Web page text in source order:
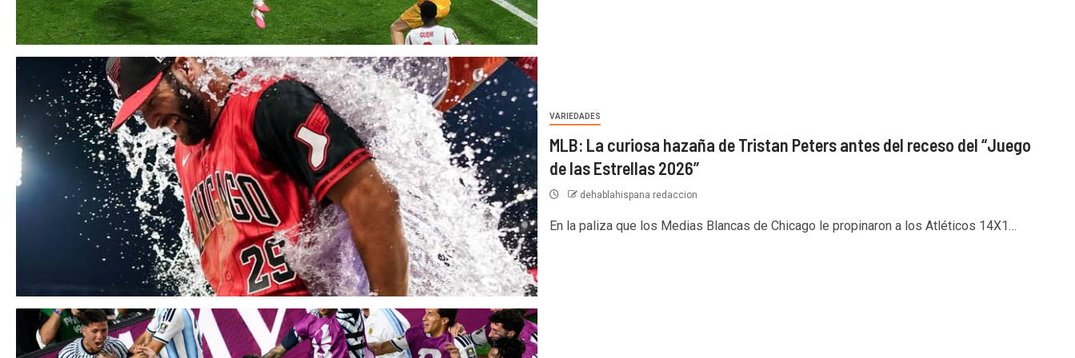
VARIEDADES
MLB: La curiosa hazaña de Tristan Peters antes del receso del “Juego
de las Estrellas 2026”
dehablahispana redaccion
En la paliza que los Medias Blancas de Chicago le propinaron a los Atléticos 14X1…